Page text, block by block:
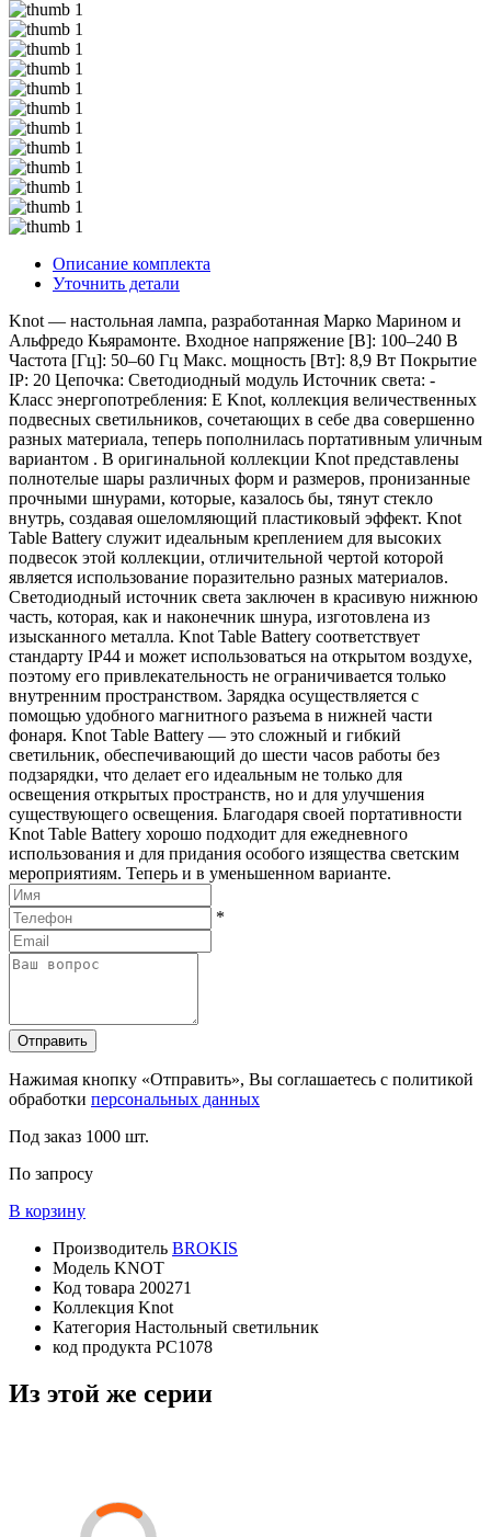
Описание комплекта
Уточнить детали
Knot — настольная лампа, разработанная Марко Марином и
Альфредо Кьярамонте. Входное напряжение [В]: 100–240 В
Частота [Гц]: 50–60 Гц Макс. мощность [Вт]: 8,9 Вт Покрытие
IP: 20 Цепочка: Светодиодный модуль Источник света: -
Класс энергопотребления: E Knot, коллекция величественных
подвесных светильников, сочетающих в себе два совершенно
разных материала, теперь пополнилась портативным уличным
вариантом . В оригинальной коллекции Knot представлены
полнотелые шары различных форм и размеров, пронизанные
прочными шнурами, которые, казалось бы, тянут стекло
внутрь, создавая ошеломляющий пластиковый эффект. Knot
Table Battery служит идеальным креплением для высоких
подвесок этой коллекции, отличительной чертой которой
является использование поразительно разных материалов.
Светодиодный источник света заключен в красивую нижнюю
часть, которая, как и наконечник шнура, изготовлена из
изысканного металла. Knot Table Battery соответствует
стандарту IP44 и может использоваться на открытом воздухе,
поэтому его привлекательность не ограничивается только
внутренним пространством. Зарядка осуществляется с
помощью удобного магнитного разъема в нижней части
фонаря. Knot Table Battery — это сложный и гибкий
светильник, обеспечивающий до шести часов работы без
подзарядки, что делает его идеальным не только для
освещения открытых пространств, но и для улучшения
существующего освещения. Благодаря своей портативности
Knot Table Battery хорошо подходит для ежедневного
использования и для придания особого изящества светским
мероприятиям. Теперь и в уменьшенном варианте.
*
Отправить
Нажимая кнопку «Отправить», Вы соглашаетесь с политикой
обработки персональных данных
Под заказ 1000 шт.
По запросу
В корзину
Производитель BROKIS
Модель KNOT
Код товара 200271
Коллекция Knot
Категория Настольный светильник
код продукта PC1078
Из этой же серии